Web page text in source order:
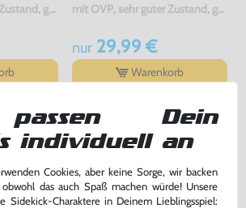
mit OVP, sehr guter Zustand, gebraucht
mit OVP, sehr guter Zustand, gebraucht
nur29,99 €
Warenkorb
ANDERE DAZU
GEKAUFT
Dein
individuell an
Cookies, aber keine Sorge, wir backen
das auch Spaß machen würde! Unsere
Sidekick-Charaktere in Deinem Lieblingsspiel: